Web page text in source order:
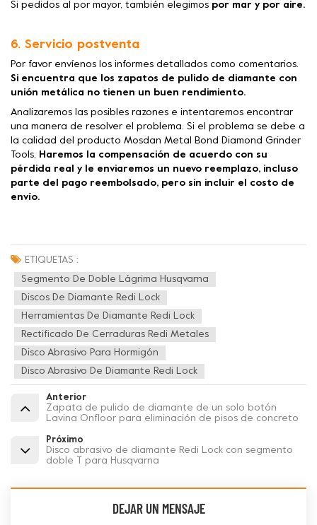
Si pedidos al por mayor, también elegimos por mar y por aire.
6. Servicio postventa
Por favor envíenos los informes detallados como comentarios.
Si encuentra que los zapatos de pulido de diamante con
unión metálica no tienen un buen rendimiento.
Analizaremos las posibles razones e intentaremos encontrar
una manera de resolver el problema. Si el problema se debe a
la calidad del producto Mosdan Metal Bond Diamond Grinder
Tools, Haremos la compensación de acuerdo con su
pérdida real y le enviaremos un nuevo reemplazo, incluso
parte del pago reembolsado, pero sin incluir el costo de
envío.
ETIQUETAS :
Segmento De Doble Lágrima Husqvarna
Discos De Diamante Redi Lock
Herramientas De Diamante Redi Lock
Rectificado De Cerraduras Redi Metales
Disco Abrasivo Para Hormigón
Disco Abrasivo De Diamante Redi Lock
Anterior
Zapata de pulido de diamante de un solo botón
Lavina Onfloor para eliminación de pisos de concreto
Próximo
Disco abrasivo de diamante Redi Lock con segmento
doble T para Husqvarna
DEJAR UN MENSAJE